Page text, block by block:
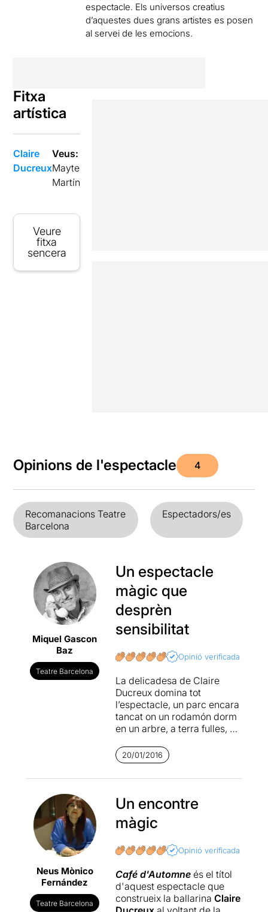
espectacle. Els universos creatius
d’aquestes dues grans artistes es posen
al servei de les emocions.
Fitxa
artística
Claire
Ducreux
Veus:
Mayte
Martín
Veure
fitxa
sencera
Opinions de l'espectacle 4
Recomanacions Teatre
Barcelona
Espectadors/es
Miquel Gascon
Baz
Teatre Barcelona
Un espectacle
màgic que
desprèn
sensibilitat
Opinió verificada
La delicadesa de Claire
Ducreux domina tot
l’espectacle, un parc encara
tancat on un rodamón dorm
en un arbre, a terra fulles, un
d’automne … i arriba el
cambrer, Toni Mira, que de
mica en mica va redreçant
cadires i les flors a les
taules.
pròxima apertura del parc i
mentre esperem, el
rodamón, Claire Ducreux
actua per tot l’espai escènic
i ens arrossega amb la seva
capacitat de seducció, el
20/01/2016
Neus Mònico
Fernández
Teatre Barcelona
Un encontre
màgic
Opinió verificada
Café d'Automneés el títol
d'aquest espectacle que
construeix la ballarina Claire